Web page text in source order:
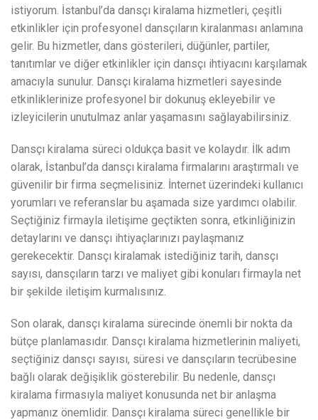
istiyorum. İstanbul’da dansçı kiralama hizmetleri, çeşitli
etkinlikler için profesyonel dansçıların kiralanması anlamına
gelir. Bu hizmetler, dans gösterileri, düğünler, partiler,
tanıtımlar ve diğer etkinlikler için dansçı ihtiyacını karşılamak
amacıyla sunulur. Dansçı kiralama hizmetleri sayesinde
etkinliklerinize profesyonel bir dokunuş ekleyebilir ve
izleyicilerin unutulmaz anlar yaşamasını sağlayabilirsiniz.
Dansçı kiralama süreci oldukça basit ve kolaydır. İlk adım
olarak, İstanbul’da dansçı kiralama firmalarını araştırmalı ve
güvenilir bir firma seçmelisiniz. İnternet üzerindeki kullanıcı
yorumları ve referanslar bu aşamada size yardımcı olabilir.
Seçtiğiniz firmayla iletişime geçtikten sonra, etkinliğinizin
detaylarını ve dansçı ihtiyaçlarınızı paylaşmanız
gerekecektir. Dansçı kiralamak istediğiniz tarih, dansçı
sayısı, dansçıların tarzı ve maliyet gibi konuları firmayla net
bir şekilde iletişim kurmalısınız.
Son olarak, dansçı kiralama sürecinde önemli bir nokta da
bütçe planlamasıdır. Dansçı kiralama hizmetlerinin maliyeti,
seçtiğiniz dansçı sayısı, süresi ve dansçıların tecrübesine
bağlı olarak değişiklik gösterebilir. Bu nedenle, dansçı
kiralama firmasıyla maliyet konusunda net bir anlaşma
yapmanız önemlidir. Dansçı kiralama süreci genellikle bir